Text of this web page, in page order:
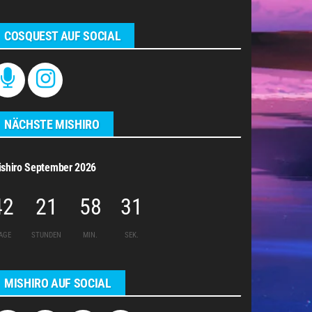
COSQUEST AUF SOCIAL
NÄCHSTE MISHIRO
September 2026
21
STUNDEN
58
MIN.
31
SEK.
MISHIRO AUF SOCIAL